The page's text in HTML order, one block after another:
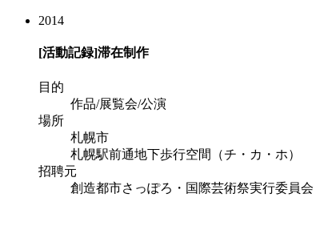
2014
[活動記録]滞在制作
目的
作品/展覧会/公演
場所
札幌市
札幌駅前通地下歩行空間（チ・カ・ホ）
招聘元
創造都市さっぽろ・国際芸術祭実行委員会